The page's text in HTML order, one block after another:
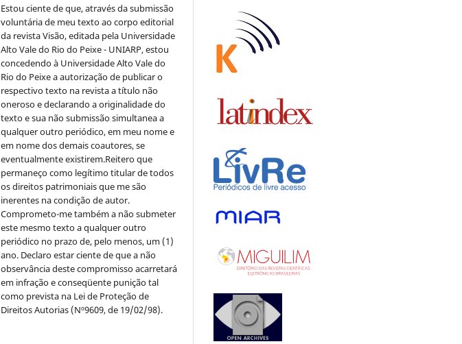
Estou ciente de que, através da submissão
voluntária de meu texto ao corpo editorial
da revista Visão, editada pela Universidade
Alto Vale do Rio do Peixe - UNIARP, estou
concedendo à Universidade Alto Vale do
Rio do Peixe a autorização de publicar o
respectivo texto na revista a título não
oneroso e declarando a originalidade do
texto e sua não submissão simultanea a
qualquer outro periódico, em meu nome e
em nome dos demais coautores, se
eventualmente existirem.Reitero que
permaneço como legítimo titular de todos
os direitos patrimoniais que me são
inerentes na condição de autor.
Comprometo-me também a não submeter
este mesmo texto a qualquer outro
periódico no prazo de, pelo menos, um (1)
ano. Declaro estar ciente de que a não
observância deste compromisso acarretará
em infração e conseqüente punição tal
como prevista na Lei de Proteção de
Direitos Autorias (Nº9609, de 19/02/98).